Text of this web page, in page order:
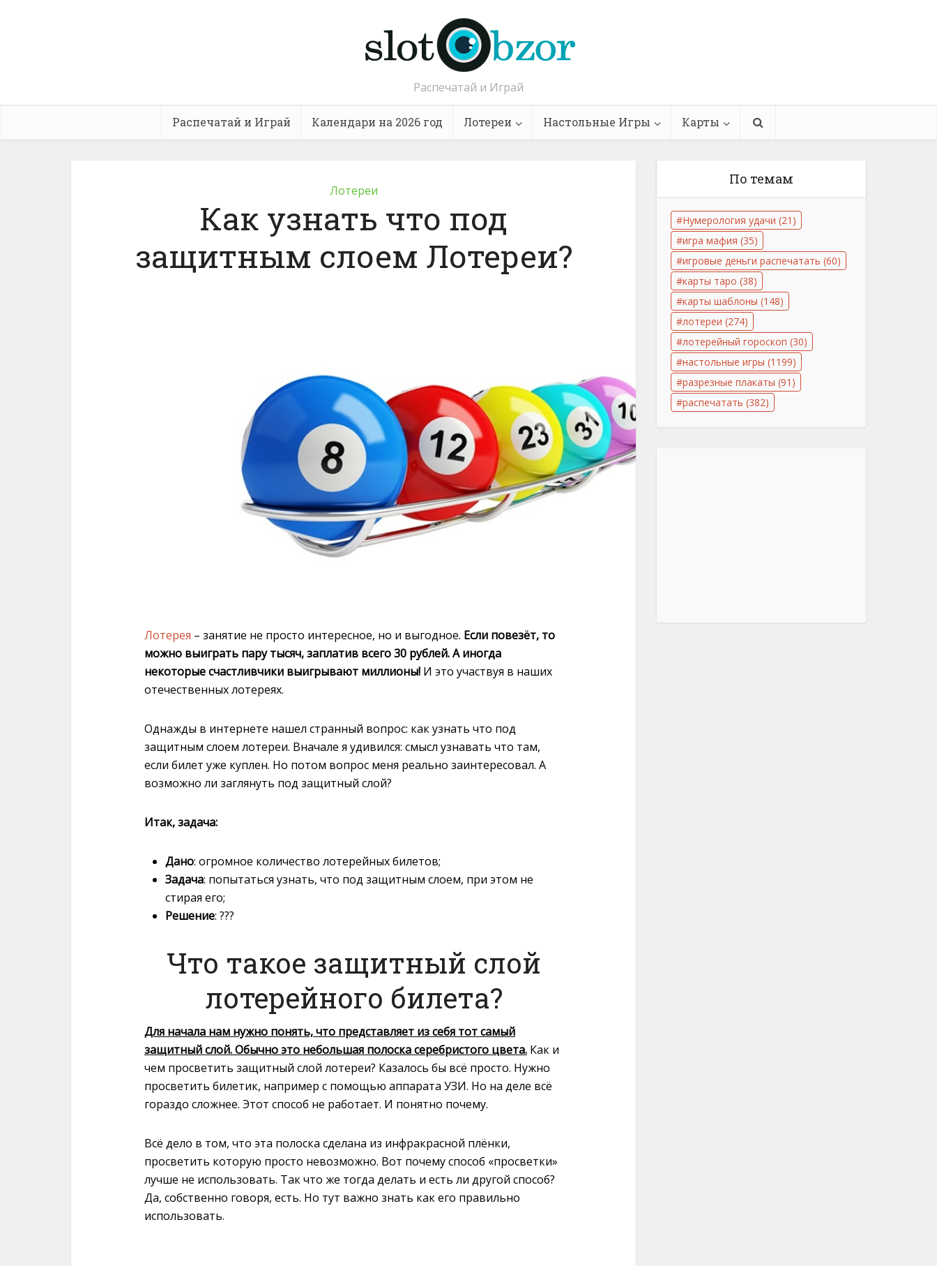
Распечатай и Играй
Распечатай и Играй Календари на 2026 год Лотереи Настольные Игры Карты
Лотереи
Как узнать что под
защитным слоем Лотереи?
Лотерея – занятие не просто интересное, но и выгодное. Если повезёт, то
можно выиграть пару тысяч, заплатив всего 30 рублей. А иногда
некоторые счастливчики выигрывают миллионы! И это участвуя в наших
отечественных лотереях.
Однажды в интернете нашел странный вопрос: как узнать что под
защитным слоем лотереи. Вначале я удивился: смысл узнавать что там,
если билет уже куплен. Но потом вопрос меня реально заинтересовал. А
возможно ли заглянуть под защитный слой?
Итак, задача:
Дано: огромное количество лотерейных билетов;
Задача: попытаться узнать, что под защитным слоем, при этом не
стирая его;
Решение: ???
Что такое защитный слой
лотерейного билета?
Для начала нам нужно понять, что представляет из себя тот самый
защитный слой. Обычно это небольшая полоска серебристого цвета. Как и
чем просветить защитный слой лотереи? Казалось бы всё просто. Нужно
просветить билетик, например с помощью аппарата УЗИ. Но на деле всё
гораздо сложнее. Этот способ не работает. И понятно почему.
Всё дело в том, что эта полоска сделана из инфракрасной плёнки,
просветить которую просто невозможно. Вот почему способ «просветки»
лучше не использовать. Так что же тогда делать и есть ли другой способ?
Да, собственно говоря, есть. Но тут важно знать как его правильно
использовать.
По темам
Нумерология удачи (21)
игра мафия (35)
игровые деньги распечатать (60)
карты таро (38)
карты шаблоны (148)
лотереи (274)
лотерейный гороскоп (30)
настольные игры (1199)
разрезные плакаты (91)
распечатать (382)